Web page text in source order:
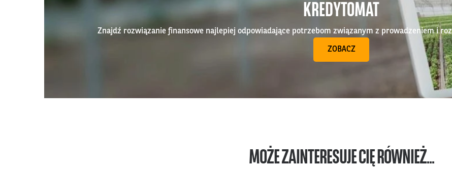
KREDYTOMAT
Znajdź rozwiązanie finansowe najlepiej odpowiadające potrzebom związanym z prowadzeniem i
ZOBACZ
MOŻE ZAINTERESUJE CIĘ RÓWNIEŻ...